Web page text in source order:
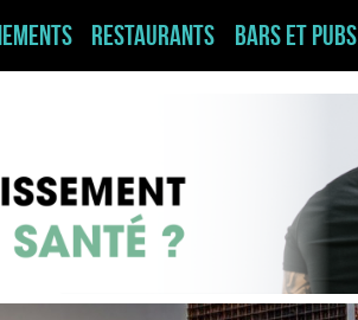
Restaurants Bars et pubs